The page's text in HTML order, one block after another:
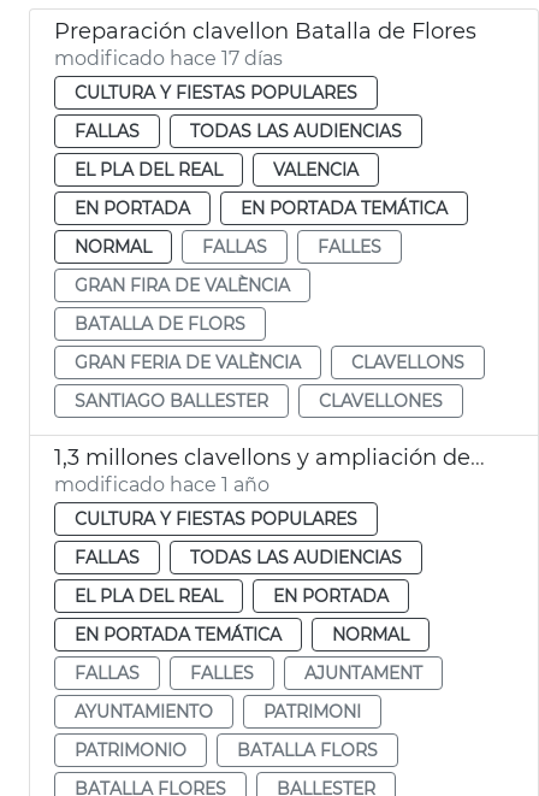
Preparación clavellon Batalla de Flores
modificado hace 17 días
CULTURA Y FIESTAS POPULARES
FALLAS
TODAS LAS AUDIENCIAS
EL PLA DEL REAL
VALENCIA
EN PORTADA
EN PORTADA TEMÁTICA
NORMAL
FALLAS
FALLES
GRAN FIRA DE VALÈNCIA
BATALLA DE FLORS
GRAN FERIA DE VALÈNCIA
CLAVELLONS
SANTIAGO BALLESTER
CLAVELLONES
1,3 millones clavellons y ampliación decoración tribuna autoridades Batalla Flores
modificado hace 1 año
CULTURA Y FIESTAS POPULARES
FALLAS
TODAS LAS AUDIENCIAS
EL PLA DEL REAL
EN PORTADA
EN PORTADA TEMÁTICA
NORMAL
FALLAS
FALLES
AJUNTAMENT
AYUNTAMIENTO
PATRIMONI
PATRIMONIO
BATALLA FLORS
BATALLA FLORES
BALLESTER